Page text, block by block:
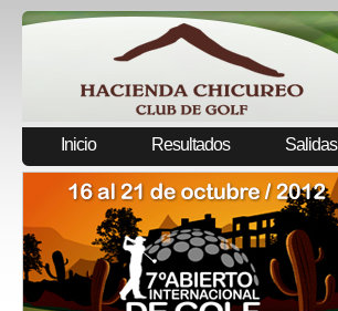
Inicio Resultados Salidas